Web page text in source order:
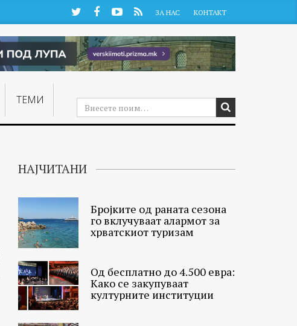
TwitterFacebookYouTube
RSS ЗА НАС КОНТАКТ
ТЕМИ
НАЈЧИТАНИ
Бројките од раната сезона
го вклучуваат алармот за
хрватскиот туризам
Од бесплатно до 4.500 евра:
Како се закупуваат
културните институции